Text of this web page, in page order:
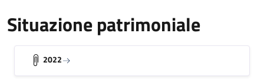
Situazione patrimoniale
2022